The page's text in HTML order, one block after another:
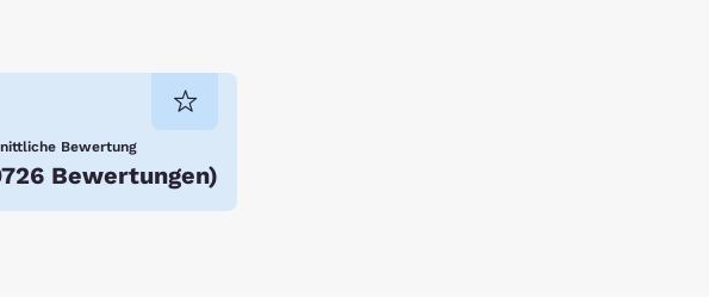
Bewertung
Bewertungen)